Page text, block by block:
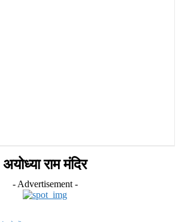
अयोध्या राम मंदिर
- Advertisement -